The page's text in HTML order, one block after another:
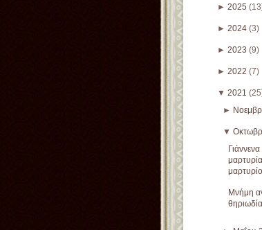
► 2025
► 2024 (3)
► 2023 (9)
► 2022 (7)
▼ 2021
►
▼
Μνήμη